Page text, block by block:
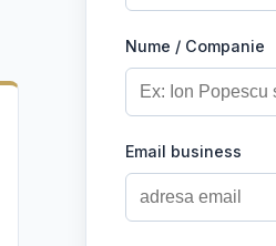
Nume / Companie
Email business